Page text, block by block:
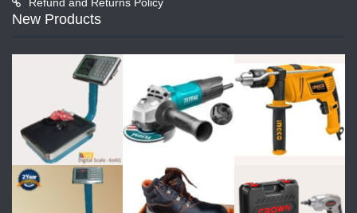
New Products